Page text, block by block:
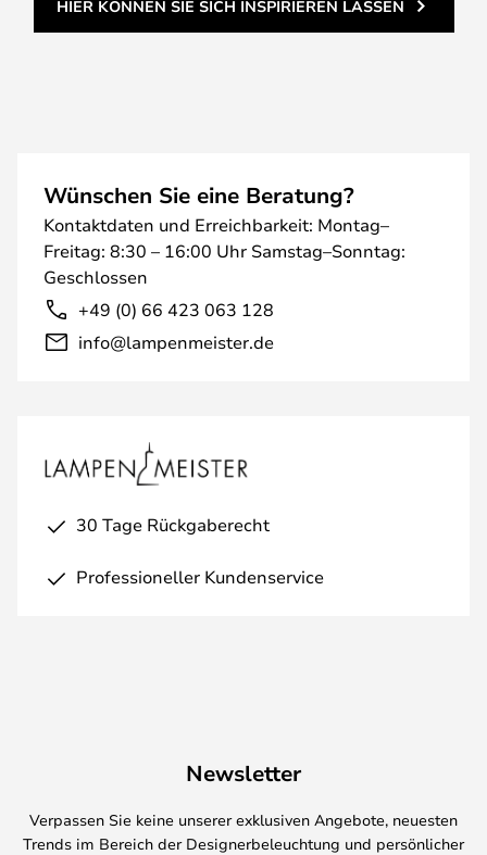
HIER KÖNNEN SIE SICH INSPIRIEREN LASSEN
Wünschen Sie eine Beratung?
Kontaktdaten und Erreichbarkeit: Montag–
Freitag: 8:30 – 16:00 Uhr Samstag–Sonntag:
Geschlossen
+49 (0) 66 423 063 128
info@lampenmeister.de
30 Tage Rückgaberecht
Professioneller Kundenservice
Newsletter
Verpassen Sie keine unserer exklusiven Angebote, neuesten
Trends im Bereich der Designerbeleuchtung und persönlicher